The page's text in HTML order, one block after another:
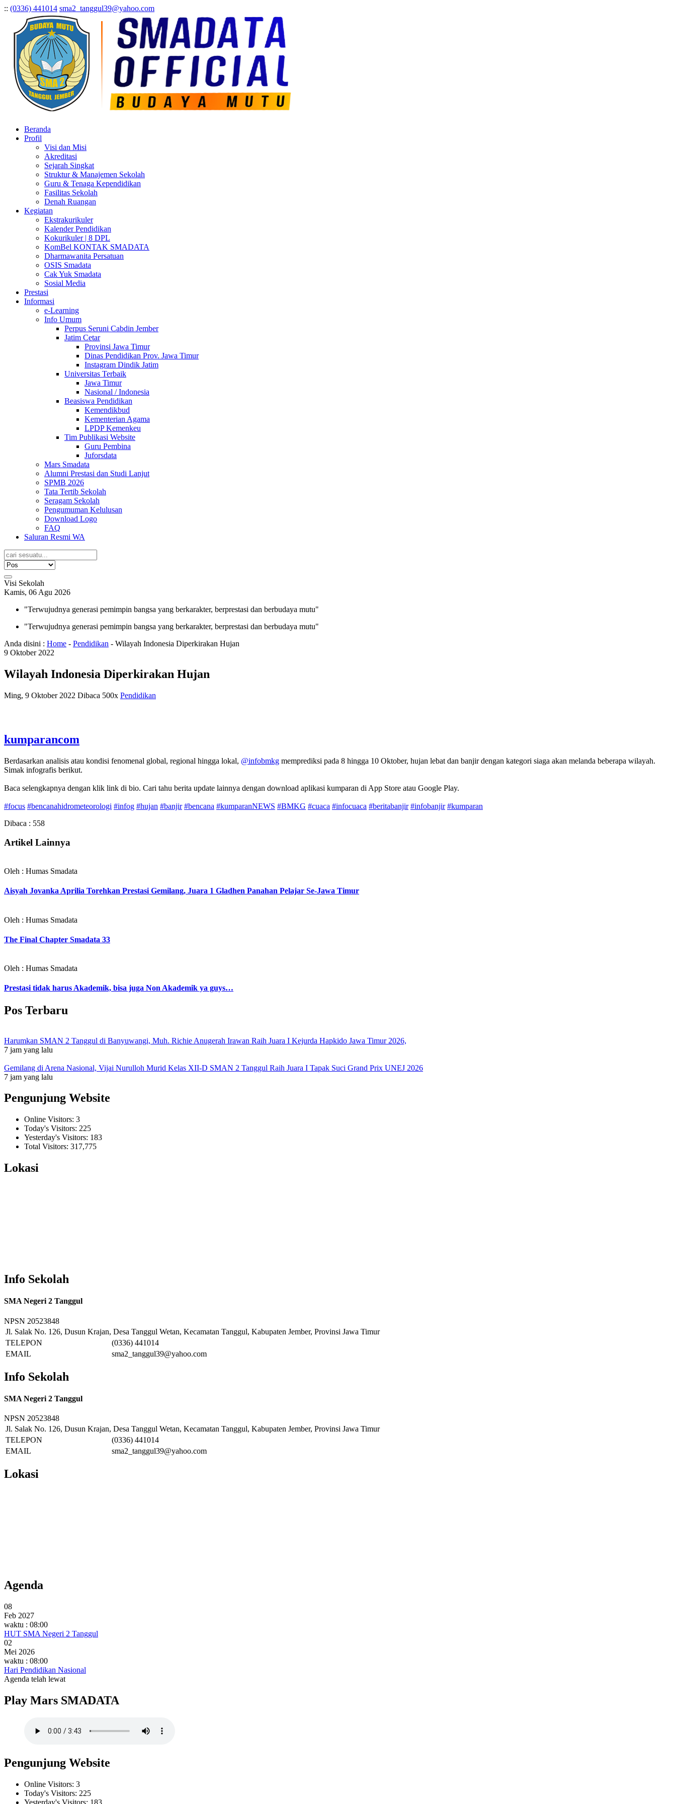
:: (0336) 441014 sma2_tanggul39@yahoo.com
Beranda
Profil
Visi dan Misi
Akreditasi
Sejarah Singkat
Struktur & Manajemen Sekolah
Guru & Tenaga Kependidikan
Fasilitas Sekolah
Denah Ruangan
Kegiatan
Ekstrakurikuler
Kalender Pendidikan
Kokurikuler | 8 DPL
KomBel KONTAK SMADATA
Dharmawanita Persatuan
OSIS Smadata
Cak Yuk Smadata
Sosial Media
Prestasi
Informasi
e-Learning
Info Umum
Perpus Seruni Cabdin Jember
Jatim Cetar
Provinsi Jawa Timur
Dinas Pendidikan Prov. Jawa Timur
Instagram Dindik Jatim
Universitas Terbaik
Jawa Timur
Nasional / Indonesia
Beasiswa Pendidikan
Kemendikbud
Kementerian Agama
LPDP Kemenkeu
Tim Publikasi Website
Guru Pembina
Juforsdata
Mars Smadata
Alumni Prestasi dan Studi Lanjut
SPMB 2026
Tata Tertib Sekolah
Seragam Sekolah
Pengumuman Kelulusan
Download Logo
FAQ
Saluran Resmi WA
Visi Sekolah
Kamis, 06 Agu 2026
"Terwujudnya generasi pemimpin bangsa yang berkarakter, berprestasi dan berbudaya mutu"
"Terwujudnya generasi pemimpin bangsa yang berkarakter, berprestasi dan berbudaya mutu"
Anda disini : Home - Pendidikan - Wilayah Indonesia Diperkirakan Hujan
9 Oktober 2022
Wilayah Indonesia Diperkirakan Hujan
Ming, 9 Oktober 2022 Dibaca 500x Pendidikan
kumparancom
Berdasarkan analisis atau kondisi fenomenal global, regional hingga lokal, @infobmkg memprediksi pada 8 hingga 10 Oktober, hujan lebat dan banjir dengan kategori siaga akan melanda beberapa wilayah.
Simak infografis berikut.⁠
Baca selengkapnya dengan klik link di bio. Cari tahu berita update lainnya dengan download aplikasi kumparan di App Store atau Google Play.⁠
#focus #bencanahidrometeorologi #infog #hujan #banjir #bencana #kumparanNEWS #BMKG #cuaca #infocuaca #beritabanjir #infobanjir #kumparan
Dibaca : 558
Artikel Lainnya
Oleh : Humas Smadata
Aisyah Jovanka Aprilia Torehkan Prestasi Gemilang, Juara 1 Gladhen Panahan Pelajar Se-Jawa Timur
Oleh : Humas Smadata
The Final Chapter Smadata 33
Oleh : Humas Smadata
Prestasi tidak harus Akademik, bisa juga Non Akademik ya guys…
Pos Terbaru
Harumkan SMAN 2 Tanggul di Banyuwangi, Muh. Richie Anugerah Irawan Raih Juara I Kejurda Hapkido Jawa Timur 2026,
7 jam yang lalu
Gemilang di Arena Nasional, Vijai Nurulloh Murid Kelas XII-D SMAN 2 Tanggul Raih Juara I Tapak Suci Grand Prix UNEJ 2026
7 jam yang lalu
Pengunjung Website
Online Visitors: 3
Today's Visitors: 225
Yesterday's Visitors: 183
Total Visitors: 317,775
Lokasi
Info Sekolah
SMA Negeri 2 Tanggul
NPSN 20523848
Jl. Salak No. 126, Dusun Krajan, Desa Tanggul Wetan, Kecamatan Tanggul, Kabupaten Jember, Provinsi Jawa Timur
TELEPON
(0336) 441014
EMAIL
sma2_tanggul39@yahoo.com
Info Sekolah
SMA Negeri 2 Tanggul
NPSN 20523848
Jl. Salak No. 126, Dusun Krajan, Desa Tanggul Wetan, Kecamatan Tanggul, Kabupaten Jember, Provinsi Jawa Timur
TELEPON
(0336) 441014
EMAIL
sma2_tanggul39@yahoo.com
Lokasi
Agenda
08
Feb 2027
waktu : 08:00
HUT SMA Negeri 2 Tanggul
02
Mei 2026
waktu : 08:00
Hari Pendidikan Nasional
Agenda telah lewat
Play Mars SMADATA
Pengunjung Website
Online Visitors: 3
Today's Visitors: 225